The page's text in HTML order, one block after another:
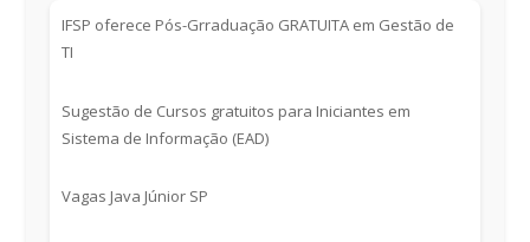
IFSP oferece Pós-Grraduação GRATUITA em Gestão de
TI
Sugestão de Cursos gratuitos para Iniciantes em
Sistema de Informação (EAD)
Vagas Java Júnior SP